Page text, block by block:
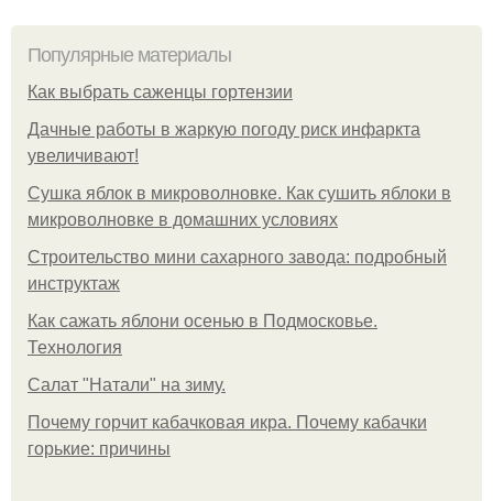
Популярные материалы
Как выбрать саженцы гортензии
Дачные работы в жаркую погоду риск инфаркта
увеличивают!
Сушка яблок в микроволновке. Как сушить яблоки в
микроволновке в домашних условиях
Строительство мини сахарного завода: подробный
инструктаж
Как сажать яблони осенью в Подмосковье.
Технология
Caлaт "Нaтaли" нa зиму.
Почему горчит кабачковая икра. Почему кабачки
горькие: причины